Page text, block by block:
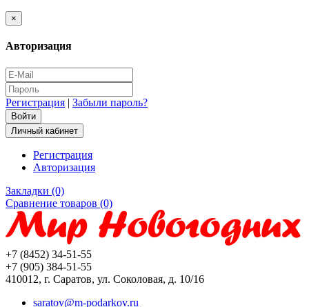
×
Авторизация
Регистрация | Забыли пароль?
Личный кабинет
Регистрация
Авторизация
Закладки (0)
Сравнение товаров (0)
+7 (8452) 34-51-55
+7 (905) 384-51-55
410012, г. Саратов, ул. Соколовая, д. 10/16
saratov@m-podarkov.ru